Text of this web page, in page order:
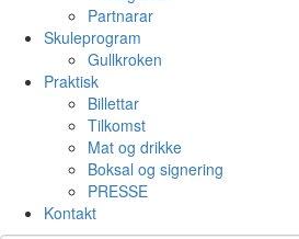
Partnarar
Skuleprogram
Gullkroken
Praktisk
Billettar
Tilkomst
Mat og drikke
Boksal og signering
PRESSE
Kontakt